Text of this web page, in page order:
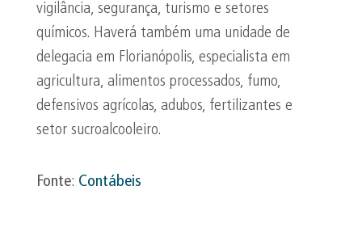
vigilância, segurança, turismo e setores
químicos. Haverá também uma unidade de
delegacia em Florianópolis, especialista em
agricultura, alimentos processados, fumo,
defensivos agrícolas, adubos, fertilizantes e
setor sucroalcooleiro.
Fonte: Contábeis